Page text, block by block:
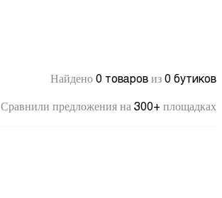
Найдено 0 товаров из 0 бутиков
Сравнили предложения на 300+ площадках